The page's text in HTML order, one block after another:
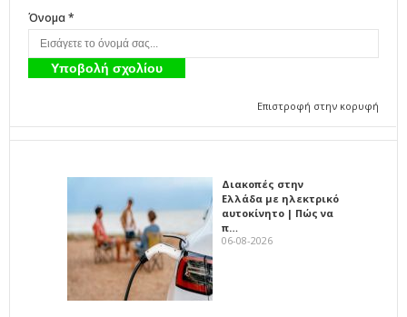
Όνομα *
Επιστροφή στην κορυφή
Διακοπές στην
Ελλάδα με ηλεκτρικό
αυτοκίνητο | Πώς να
π…
06-08-2026